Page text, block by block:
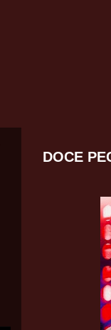
DOCE